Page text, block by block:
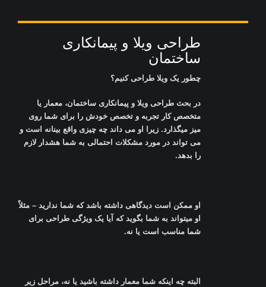
طراحی ویلا و پیمانکاری
ساختمان
چطور یک ویلا طراحی کنیم؟
در بحث طراحی ویلا و پیمانکاری ساختمان، معمار یا
متخصص کار تجربه و تخصص خودش را برای شما روی
میز میگذارد. زیرا او می داند چه چیزی واقع بینانه است و
می تواند در مورد مشکلات احتمالی به شما هشدار لازم
را بدهد.
او ممکن است دیدگاهی داشته باشد که شما ندارید – مثلاً
او میتواند به شما بگوید که آیا یک ویژگی طراحی برای
شما مناسب است یا نه.
البته چه اینکه شما معمار داشته باشید یا نه، مراحل زیر